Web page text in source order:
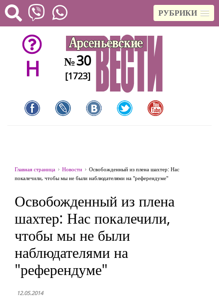
РУБРИКИ
H №30
[1723]
Главная страница Новости
Освобожденный из плена шахтер: Нас
покалечили, чтобы мы не были наблюдателями на "референдуме"
Освобожденный из плена
шахтер: Нас покалечили,
чтобы мы не были
наблюдателями на
"референдуме"
12.05.2014